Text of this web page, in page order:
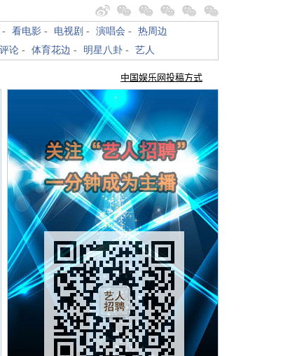
- 看电影 - 电视剧 - 演唱会 - 热周边
论 - 体育花边 - 明星八卦 - 艺人